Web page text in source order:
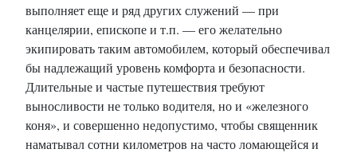
выполняет еще и ряд других служений — при
канцелярии, епископе и т.п. — его желательно
экипировать таким автомобилем, который обеспечивал
бы надлежащий уровень комфорта и безопасности.
Длительные и частые путешествия требуют
выносливости не только водителя, но и «железного
коня», и совершенно недопустимо, чтобы священник
наматывал сотни километров на часто ломающейся и